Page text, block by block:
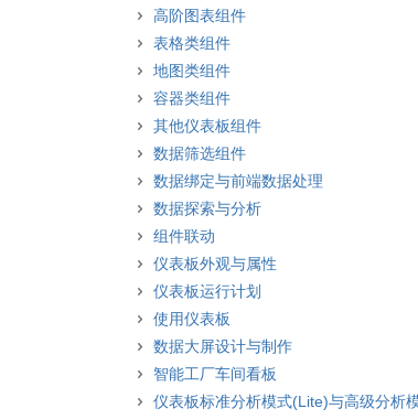
高阶图表组件
表格类组件
地图类组件
容器类组件
其他仪表板组件
数据筛选组件
数据绑定与前端数据处理
数据探索与分析
组件联动
仪表板外观与属性
仪表板运行计划
使用仪表板
数据大屏设计与制作
智能工厂车间看板
仪表板标准分析模式(Lite)与高级分析